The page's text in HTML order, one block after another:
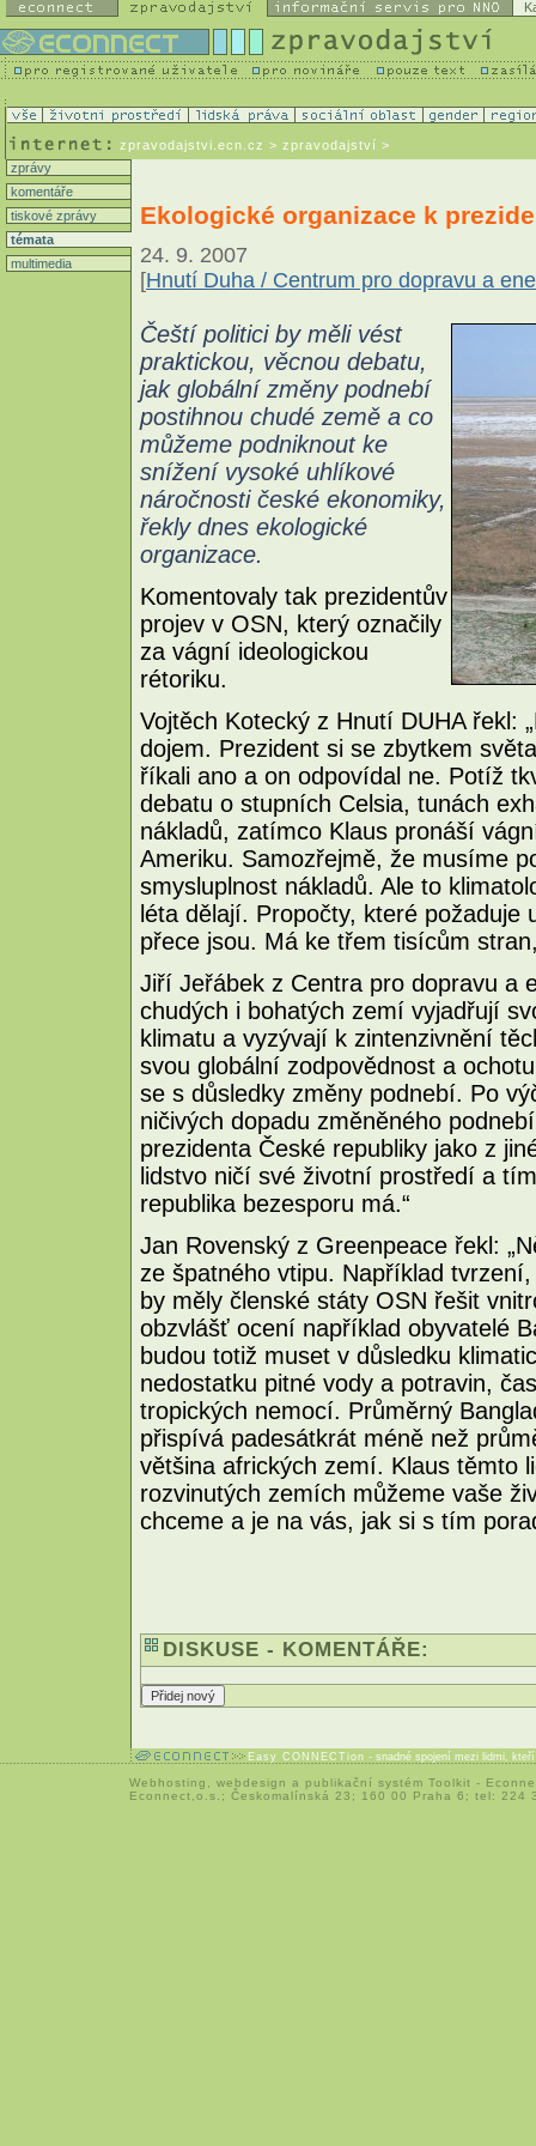
zpravodajstvi.ecn.cz > zpravodajství >
zprávy
komentáře
tiskové zprávy
témata
multimedia
Ekologické organizace k
24. 9. 2007
[Hnutí Duha / Centrum pro dopravu a
Čeští politici by měli vést
praktickou, věcnou debatu,
jak globální změny podnebí
postihnou chudé země a co
můžeme podniknout ke
snížení vysoké uhlíkové
náročnosti české ekonomiky,
řekly dnes ekologické
organizace.
Komentovaly tak prezidentův
projev v OSN, který označily
za vágní ideologickou
rétoriku.
Vojtěch Kotecký z Hnutí DUHA řekl:
dojem. Prezident si se zbytkem
říkali ano a on odpovídal ne. Potíž
debatu o stupních Celsia, tunách
nákladů, zatímco Klaus pronáší
Ameriku. Samozřejmě, že musíme
smysluplnost nákladů. Ale to
léta dělají. Propočty, které požaduje
přece jsou. Má ke třem tisícům
Jiří Jeřábek z Centra pro dopravu a
chudých i bohatých zemí vyjadřují
klimatu a vyzývají k zintenzivnění
svou globální zodpovědnost a
se s důsledky změny podnebí. Po
ničivých dopadu změněného
prezidenta České republiky jako z
lidstvo ničí své životní prostředí a
republika bezesporu má.“
Jan Rovenský z Greenpeace řekl:
ze špatného vtipu. Například
by měly členské státy OSN řešit
obzvlášť ocení například obyvatelé
budou totiž muset v důsledku
nedostatku pitné vody a potravin,
tropických nemocí. Průměrný
přispívá padesátkrát méně než
většina afrických zemí. Klaus těmto
rozvinutých zemích můžeme vaše
chceme a je na vás, jak si s tím
DISKUSE - KOMENTÁŘE:
Easy CONNECTion - snadné spojení mezi lidmi,
Webhosting webdesign a publikační systém Toolkit -
Econnect,o.s.; Českomalínská 23; 160 00 Praha 6; tel: 224